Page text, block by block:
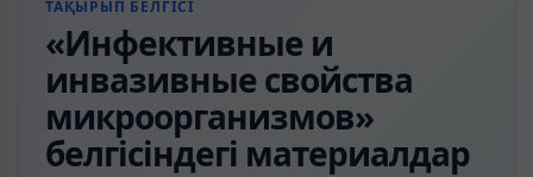
ТАҚЫРЫП БЕЛГІСІ
«Инфективные и
инвазивные свойства
микроорганизмов»
белгісіндегі материалдар